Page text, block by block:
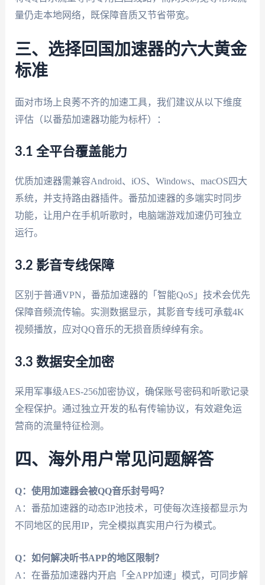
量仍走本地网络，既保障音质又节省带宽。
三、选择回国加速器的六大黄金
标准
面对市场上良莠不齐的加速工具，我们建议从以下维度
评估（以番茄加速器功能为标杆）：
3.1 全平台覆盖能力
优质加速器需兼容Android、iOS、Windows、macOS四大
系统，并支持路由器插件。番茄加速器的多端实时同步
功能，让用户在手机听歌时，电脑端游戏加速仍可独立
运行。
3.2 影音专线保障
区别于普通VPN，番茄加速器的「智能QoS」技术会优先
保障音频流传输。实测数据显示，其影音专线可承载4K
视频播放，应对QQ音乐的无损音质绰绰有余。
3.3 数据安全加密
采用军事级AES-256加密协议，确保账号密码和听歌记录
全程保护。通过独立开发的私有传输协议，有效避免运
营商的流量特征检测。
四、海外用户常见问题解答
Q：使用加速器会被QQ音乐封号吗？
A：番茄加速器的动态IP池技术，可使每次连接都显示为
不同地区的民用IP，完全模拟真实用户行为模式。
Q：如何解决听书APP的地区限制？
A：在番茄加速器内开启「全APP加速」模式，可同步解